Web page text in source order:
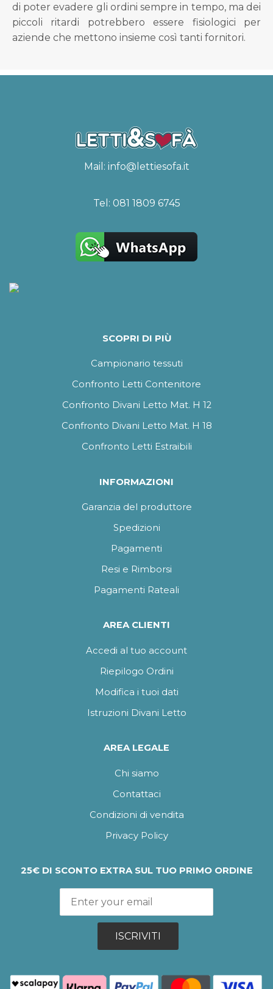
di poter evadere gli ordini sempre in tempo, ma dei
piccoli ritardi potrebbero essere fisiologici per
aziende che mettono insieme così tanti fornitori.
Mail: info@lettiesofa.it
Tel: 081 1809 6745
SCOPRI DI PIÙ
Campionario tessuti
Confronto Letti Contenitore
Confronto Divani Letto Mat. H 12
Confronto Divani Letto Mat. H 18
Confronto Letti Estraibili
INFORMAZIONI
Garanzia del produttore
Spedizioni
Pagamenti
Resi e Rimborsi
Pagamenti Rateali
AREA CLIENTI
Accedi al tuo account
Riepilogo Ordini
Modifica i tuoi dati
Istruzioni Divani Letto
AREA LEGALE
Chi siamo
Contattaci
Condizioni di vendita
Privacy Policy
25€ DI SCONTO EXTRA SUL TUO PRIMO ORDINE
ISCRIVITI